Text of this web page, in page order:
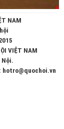
NAM
VIỆT NAM
Nội.